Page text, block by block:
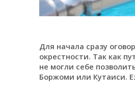
Для начала сразу
окрестности. Так как
не могли себе
Боржоми или Кутаиси.